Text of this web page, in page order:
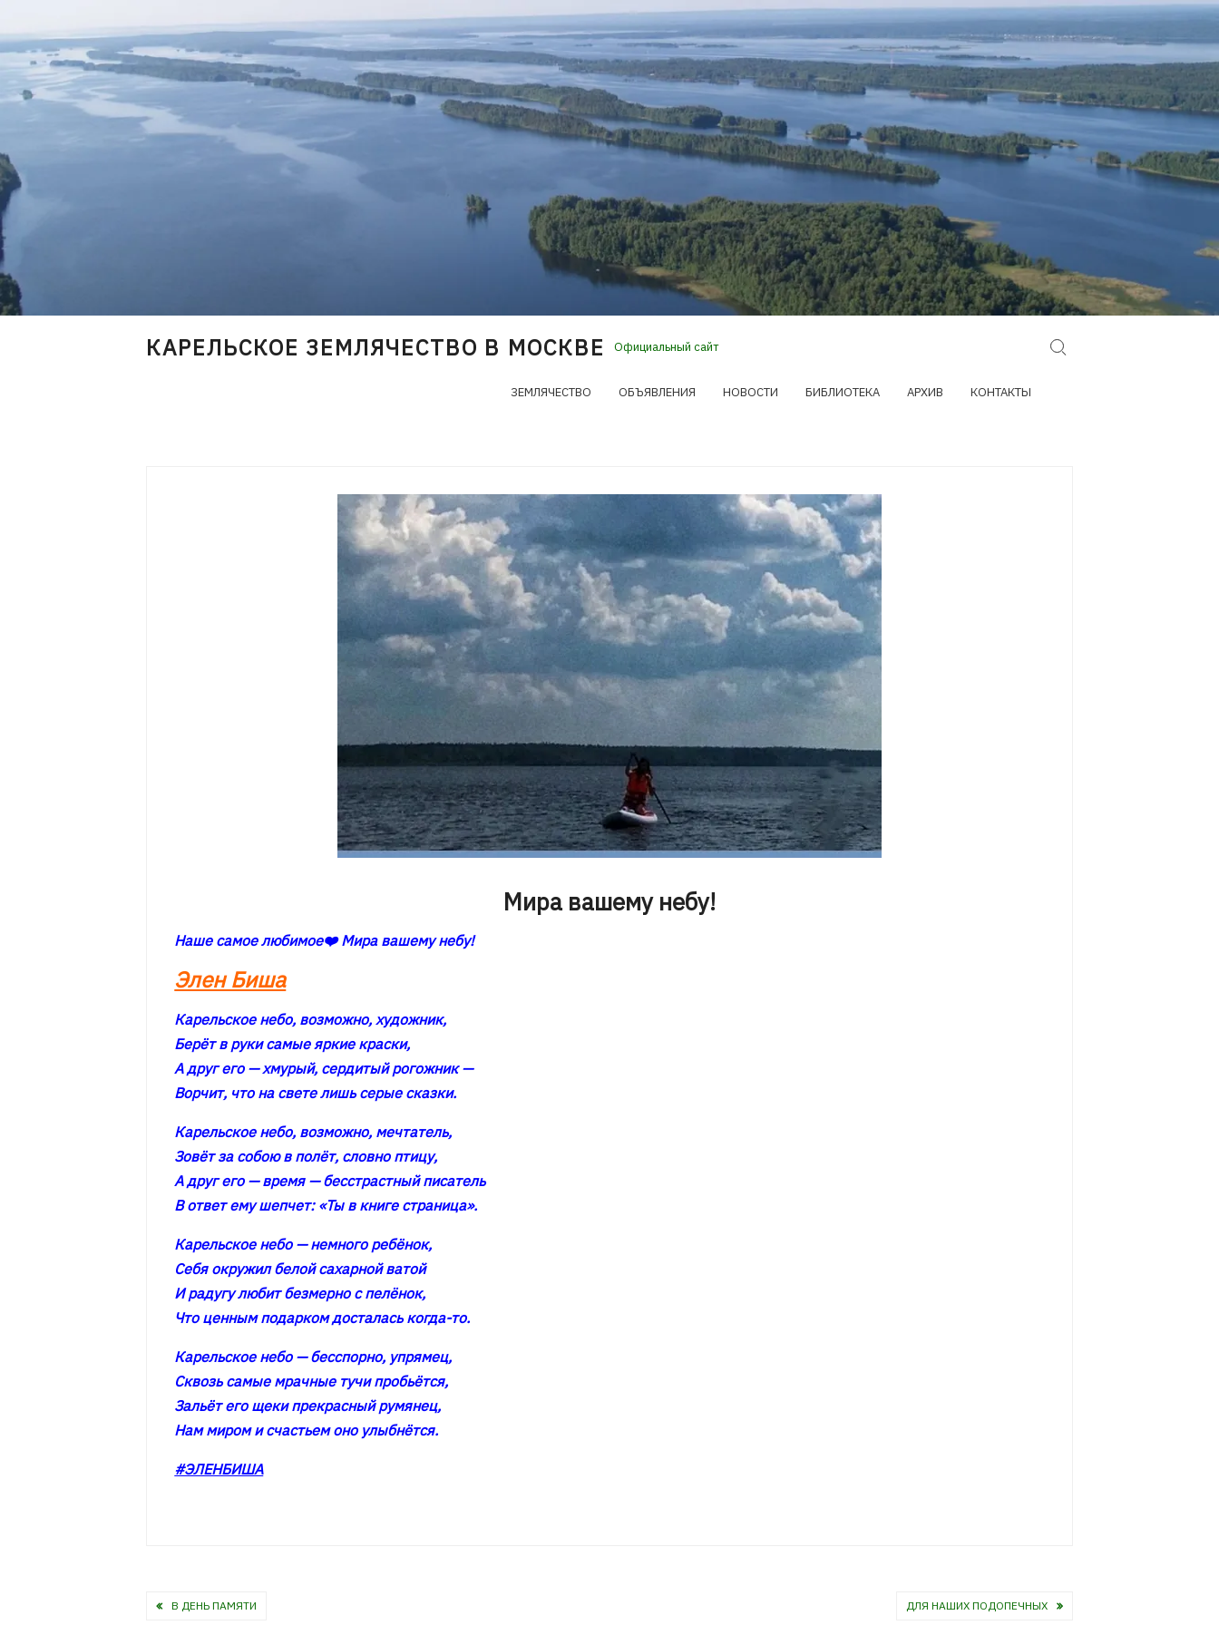
to
content
КАРЕЛЬСКОЕ ЗЕМЛЯЧЕСТВО В МОСКВЕ Официальный сайт
ЗЕМЛЯЧЕСТВО ОБЪЯВЛЕНИЯ НОВОСТИ БИБЛИОТЕКА АРХИВ КОНТАКТЫ
Search for:
Мира вашему небу!
Наше самое любимое❤️ Мира вашему небу!
Элен Биша
Карельское небо, возможно, художник,
Берёт в руки самые яркие краски,
А друг его — хмурый, сердитый рогожник —
Ворчит, что на свете лишь серые сказки.
Карельское небо, возможно, мечтатель,
Зовёт за собою в полёт, словно птицу,
А друг его — время — бесстрастный писатель
В ответ ему шепчет: «Ты в книге страница».
Карельское небо — немного ребёнок,
Себя окружил белой сахарной ватой
И радугу любит безмерно с пелёнок,
Что ценным подарком досталась когда-то.
Карельское небо — бесспорно, упрямец,
Сквозь самые мрачные тучи пробьётся,
Зальёт его щеки прекрасный румянец,
Нам миром и счастьем оно улыбнётся.
#ЭЛЕНБИША
Навигация
В ДЕНЬ ПАМЯТИ ДЛЯ НАШИХ ПОДОПЕЧНЫХ